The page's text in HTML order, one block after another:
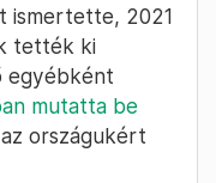
ismertette, 2021
tették ki
egyébként
mutatta be
országukért